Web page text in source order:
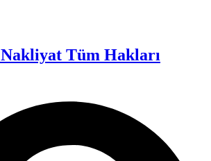
Tüm Hakları